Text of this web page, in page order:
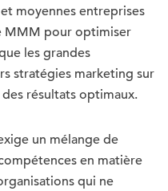
moyennes entreprises
MMM pour optimiser
les grandes
stratégies marketing sur
résultats optimaux.
un mélange de
en matière
qui ne